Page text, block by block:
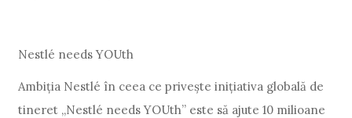
Nestlé needs YOUth
Ambiția Nestlé în ceea ce privește inițiativa globală de
tineret „Nestlé needs YOUth” este să ajute 10 milioane